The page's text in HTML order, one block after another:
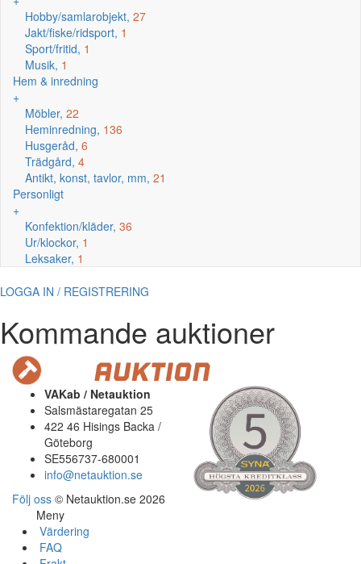
Hobby/samlarobjekt, 27
Jakt/fiske/ridsport, 1
Sport/fritid, 1
Musik, 1
Hem & inredning
+
Möbler, 22
Heminredning, 136
Husgeråd, 6
Trädgård, 4
Antikt, konst, tavlor, mm, 21
Personligt
+
Konfektion/kläder, 36
Ur/klockor, 1
Leksaker, 1
LOGGA IN / REGISTRERING
Kommande auktioner
VAKab / Netauktion
Salsmästaregatan 25
422 46 Hisings Backa /
Göteborg
SE556737-680001
info@netauktion.se
Följ oss © Netauktion.se 2026
Meny
Värdering
FAQ